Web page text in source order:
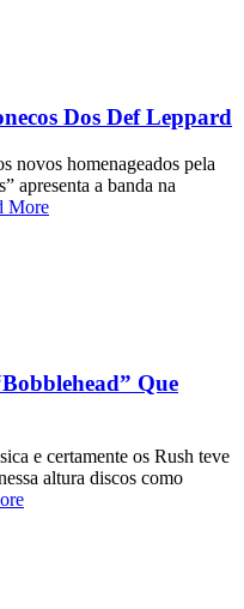
Dos Def Leppard
novos homenageados pela
apresenta a banda na
More
Que
e certamente os Rush teve
altura discos como